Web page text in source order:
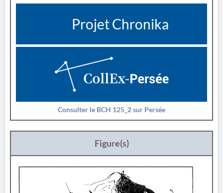
Projet Chronika
Consulter le BCH 125_2 sur Persée
Figure(s)